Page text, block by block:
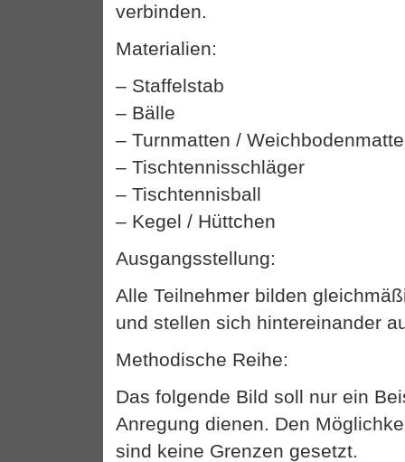
verbinden.
Materialien:
– Staffelstab
– Bälle
– Turnmatten /
– Tischtennisschläger
– Tischtennisball
– Kegel / Hüttchen
Ausgangsstellung:
Alle Teilnehmer bilden
und stellen sich hintereinander
Methodische Reihe:
Das folgende Bild soll nur ein
Anregung dienen. Den
sind keine Grenzen gesetzt.